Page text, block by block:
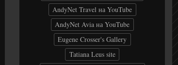
AndyNet Travel на YouTube
AndyNet Avia на YouTube
Eugene Crosser's Gallery
Tatiana Leus site